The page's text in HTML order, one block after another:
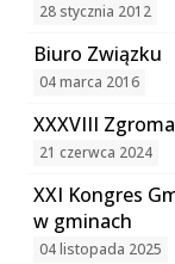
28 stycznia 2012
Biuro Związku
04 marca 2016
XXXVIII
21 czerwca 2024
XXI Kongres
w gminach
04 listopada 2025